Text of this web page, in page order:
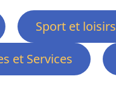
Sport et loisirs
et Services